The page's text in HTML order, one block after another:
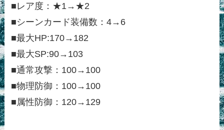
■レア度：★1→★2
■シーンカード装備数：4→6
■最大HP:170→182
■最大SP:90→103
■通常攻撃：100→100
■物理防御：100→100
■属性防御：120→129